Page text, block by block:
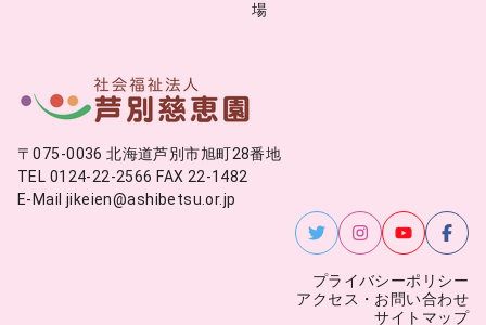
場
〒075-0036 北海道芦別市旭町28番地
TEL 0124-22-2566 FAX 22-1482
E-Mail jikeien@ashibetsu.or.jp
プライバシーポリシー
アクセス・お問い合わせ
サイトマップ